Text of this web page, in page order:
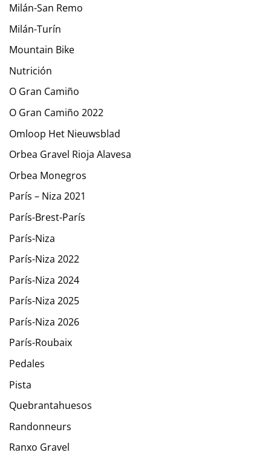
Milán-San Remo
Milán-Turín
Mountain Bike
Nutrición
O Gran Camiño
O Gran Camiño 2022
Omloop Het Nieuwsblad
Orbea Gravel Rioja Alavesa
Orbea Monegros
París – Niza 2021
París-Brest-París
París-Niza
París-Niza 2022
París-Niza 2024
París-Niza 2025
París-Niza 2026
París-Roubaix
Pedales
Pista
Quebrantahuesos
Randonneurs
Ranxo Gravel